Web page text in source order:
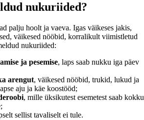
nukuriided?
palju hoolt ja vaeva. Igas väikeses jakis,
väikesed nööbid, korralikult viimistletud
nukuriided:
ja pesemise, laps saab nukku iga päev
arengut, väikesed nööbid, trukid, lukud ja
aju ja käe koostööd;
, mille üksikutest esemetest saab kokku
sellist tavaliselt ei tule.